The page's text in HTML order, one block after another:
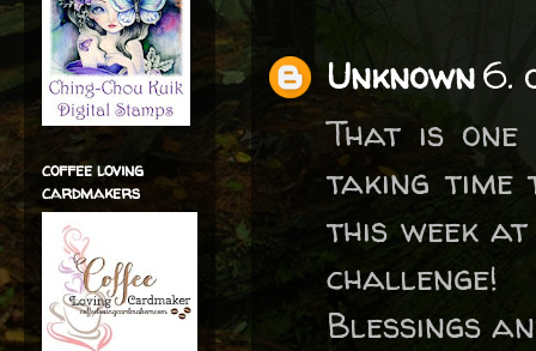
Unknown6.
That is
taking
this week
challenge!
Blessings
coffee loving
cardmakers